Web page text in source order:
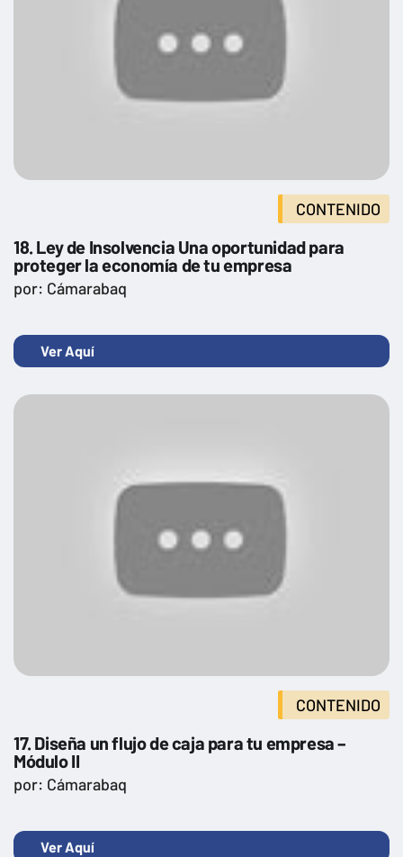
CONTENIDO
18. Ley de Insolvencia Una oportunidad para
proteger la economía de tu empresa
por: Cámarabaq
Ver Aquí
CONTENIDO
17. Diseña un flujo de caja para tu empresa –
Módulo II
por: Cámarabaq
Ver Aquí